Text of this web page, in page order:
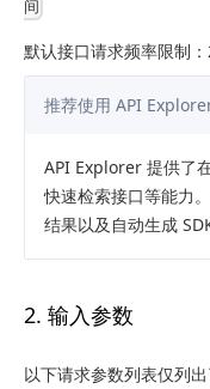
间
默认接口请求频率限制：
推荐使用 API
API Explorer 提供了
快速检索接口等能力
结果以及自动生成
2. 输入参数
以下请求参数列表仅列